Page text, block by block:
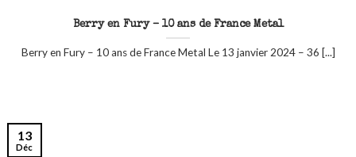
Berry en Fury – 10 ans de France Metal
Berry en Fury – 10 ans de France Metal Le 13 janvier 2024 – 36 [...]
13
Déc